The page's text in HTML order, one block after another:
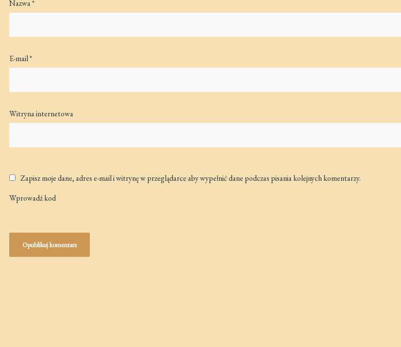
Nazwa*
E-mail*
Witryna internetowa
Zapisz moje dane, adres e-mail i witrynę w przeglądarce aby wypełnić dane podczas pisania kolejnych komentarzy.
Wprowadź kod